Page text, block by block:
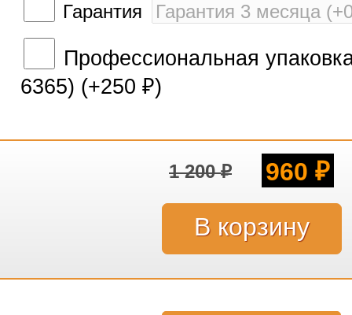
Гарантия
Профессиональная
6365) (+250 ₽)
1 200₽ 960 ₽